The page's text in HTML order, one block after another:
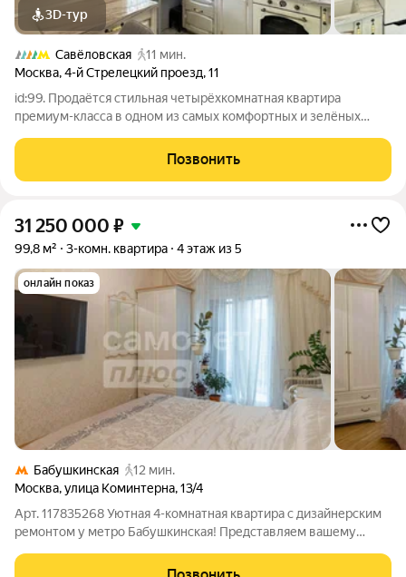
3D-тур
Савёловская
11 мин.
Москва,4-й Стрелецкий проезд,11
id:99. Продаётся стильная четырёхкомнатная квартира
премиум-класса в одном из самых комфортных и зелёных
которая ценит не только квадратные метры, но и атмосферу
дома: тишину, уют, продуманное
Позвонить
31 250 000 ₽
99,8 м² 3-комн. квартира 4 этаж из 5
онлайн показ
Бабушкинская
12 мин.
Москва,улица Коминтерна,13/4
Арт. 117835268 Уютная 4-комнатная квартира с дизайнерским
ремонтом у метро Бабушкинская! Представляем вашему
зелёном районе Москвы. Вы сможете заехать хоть завтра,